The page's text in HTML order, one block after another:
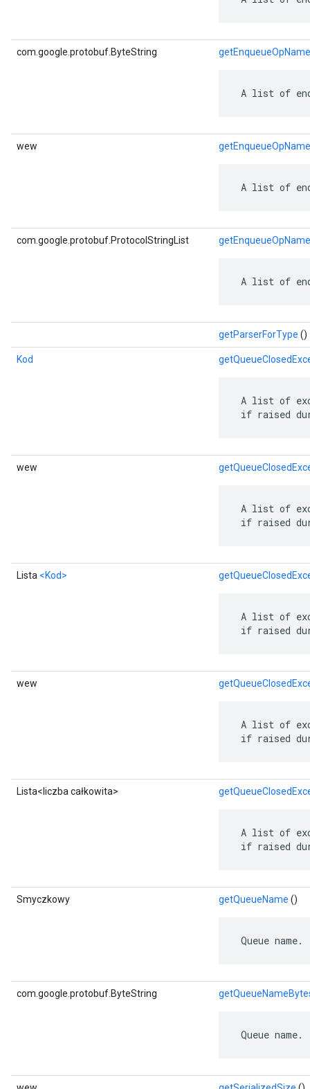
com.google.protobuf.ByteString
A list of
wew
A list of
com.google.protobuf.ProtocolStringList
A list of
getParserForType ()
Kod
A list of
if raised
wew
A list of
if raised
Lista <Kod>
A list of
if raised
wew
A list of
if raised
Lista<liczba całkowita>
A list of
if raised
Smyczkowy getQueueName ()
Queue name.
com.google.protobuf.ByteString
Queue name.